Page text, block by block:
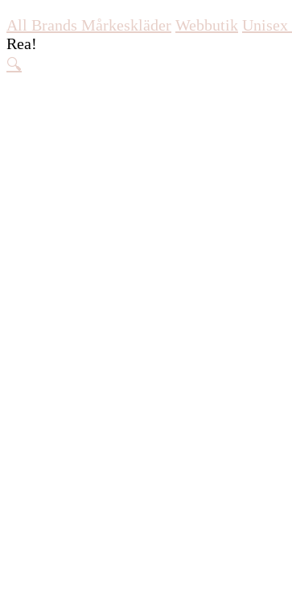
All Brands Mårkeskläder Webbutik Unisex
Rea!
🔍